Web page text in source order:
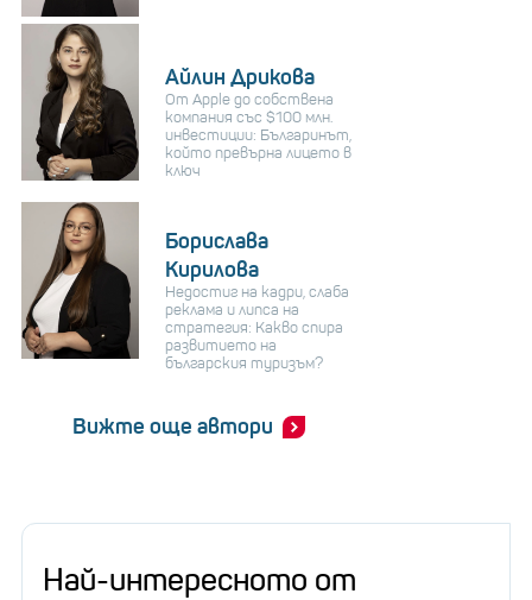
Айлин Дрикова
От Apple до собствена
компания със $100 млн.
инвестиции: Българинът,
който превърна лицето в
ключ
Борислава
Кирилова
Недостиг на кадри, слаба
реклама и липса на
стратегия: Какво спира
развитието на
българския туризъм?
Вижте още автори
Най-интересното от